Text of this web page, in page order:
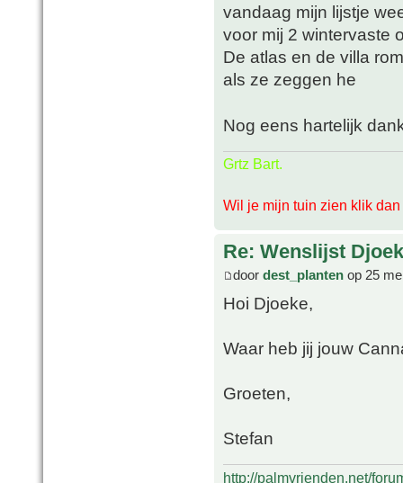
vandaag mijn lijstje
voor mij 2 wintervaste
De atlas en de villa
als ze zeggen he
Nog eens hartelijk
Grtz Bart.
Wil je mijn tuin zien klik dan
Re: Wenslijst
door dest_planten op 25
Hoi Djoeke,
Waar heb jij jouw
Groeten,
Stefan
http://palmvrienden.net/